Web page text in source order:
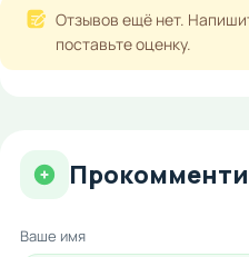
Отзывов ещё нет.
поставьте оценку.
Ваше имя